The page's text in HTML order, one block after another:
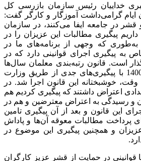
خداییان رئیس سازمان بازرسی کل
ایام گرامی‌داشت آموزگار و کارگر گفت:
در جامعه ایفا می‌کنند، در سازمان
پیگیری مطالبات این عزیزان را در
به‌طوری که وجهی از برنامه‌های ما در
به پیگیری اجرای قوانینی دارد که در
است. قانون رتبه‌بندی معلمان سال‌ها
اجرا نشده بود در سال 1400 با پیگیری‌های جدی از طریق وزارت
خوشبختانه این قانون اجرا شد. در
اعتراض داشتند که پیگیری کردیم هم
و رسیدگی به اعتراض معترضین و هم در
این قانون و بعد از آن پیگیری تامین
پرداخت مطالبات معوقه آن‌ها و پاداش
و همچنین پیگیری این موضوع در
قوانینی در حمایت از قشر عزیز کارگران